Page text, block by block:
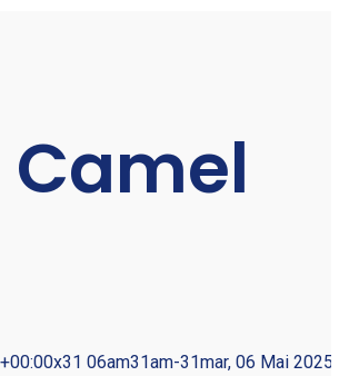
06am31am-31mar, 06 Mai 2025